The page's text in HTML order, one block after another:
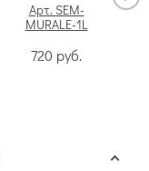
Арт. SEM-
MURALE-1L
720 руб.